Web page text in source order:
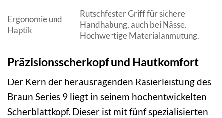
Ergonomie und
Haptik
Rutschfester Griff für sichere
Handhabung, auch bei Nässe.
Hochwertige Materialanmutung.
Präzisionsscherkopf und Hautkomfort
Der Kern der herausragenden Rasierleistung des
Braun Series 9 liegt in seinem hochentwickelten
Scherblattkopf. Dieser ist mit fünf spezialisierten